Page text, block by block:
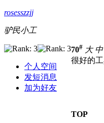
rosesszzjj
驴民小工
个人空间
发短消息
加为好友
70# 大 中
很好的
TOP